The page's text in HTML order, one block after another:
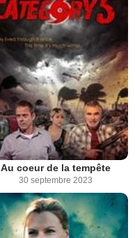
Au coeur de la tempête
30 septembre 2023